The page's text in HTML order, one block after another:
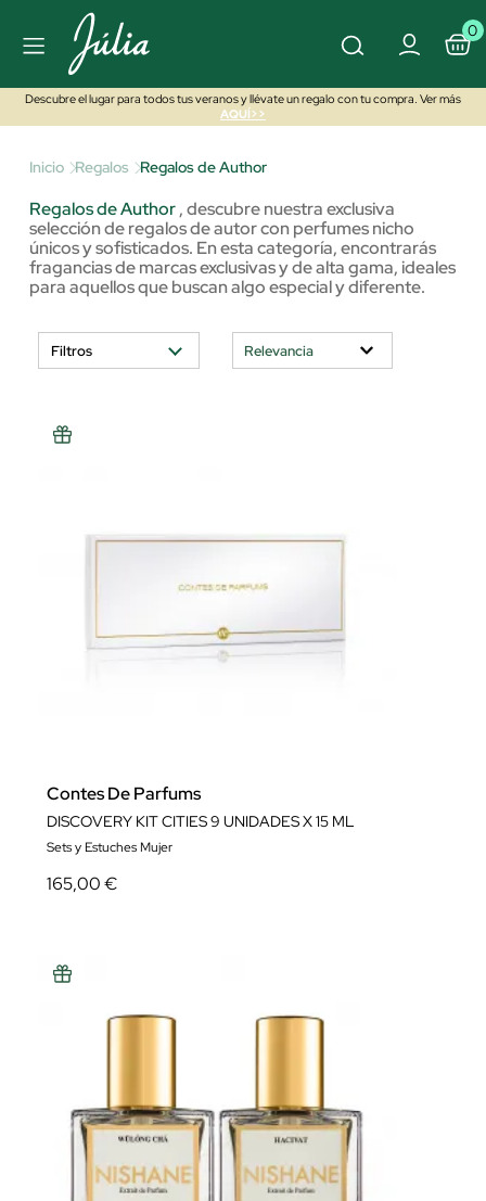
0
Descubre el lugar para todos tus veranos y llévate un regalo con tu compra. Ver más
AQUÍ>>
Inicio Regalos Regalos de Author
Regalos de Author,descubre nuestra exclusiva
selección de regalos de autor con perfumes nicho
únicos y sofisticados. En esta categoría, encontrarás
fragancias de marcas exclusivas y de alta gama, ideales
para aquellos que buscan algo especial y diferente.
Filtros
Contes De Parfums
DISCOVERY KIT CITIES 9 UNIDADES X 15 ML
Sets y Estuches Mujer
165,00 €